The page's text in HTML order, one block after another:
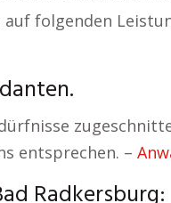
folgenden
entsprechen. –
Radkersburg: